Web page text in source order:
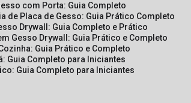
com Porta: Guia Completo
de Placa de Gesso: Guia Prático Completo
Drywall: Guia Completo e Prático
Gesso Drywall: Guia Prático e Completo
Guia Prático e Completo
Guia Completo para Iniciantes
Guia Completo para Iniciantes